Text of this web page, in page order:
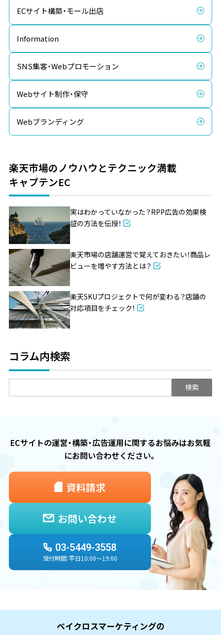
ECサイト構築・モール出店
Information
SNS集客・Webプロモーション
Webサイト制作・保守
Webブランディング
楽天市場のノウハウとテクニック満載
キャプテンEC
実はわかっていなかった？RPP広告の効果検
証の方法を伝授！
楽天市場の店舗運営で覚えておきたい！商品レ
ビューを増やす方法とは？
楽天SKUプロジェクトで何が変わる？店舗の
対応項目をチェック！
コラム内検索
索:
ECサイトの運営・構築・広告運用に関するお悩みはお気軽
にお問い合わせください。
03-5449-3558
受付時間：平日10:00〜19:00
お問い合わせ
資料請求
ベイクロスマーケティングの